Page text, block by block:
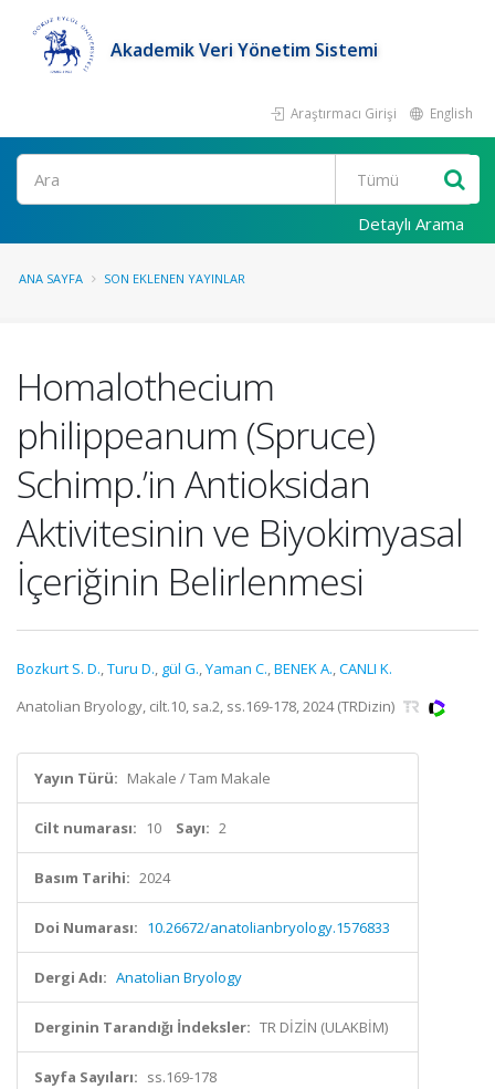
Akademik Veri Yönetim Sistemi
Araştırmacı Girişi English
Ara
Detaylı Arama
ANA SAYFA SON EKLENEN YAYINLAR
Homalothecium
philippeanum (Spruce)
Schimp.’in Antioksidan
Aktivitesinin ve Biyokimyasal
İçeriğinin Belirlenmesi
Bozkurt S. D.,Turu D., gül G.,Yaman C.,BENEK A.,CANLI K.
Anatolian Bryology, cilt.10, sa.2, ss.169-178, 2024 (TRDizin)
Yayın Türü: Makale / Tam Makale
Cilt numarası: 10 Sayı: 2
Basım Tarihi: 2024
Doi Numarası: 10.26672/anatolianbryology.1576833
Dergi Adı: Anatolian Bryology
Derginin Tarandığı İndeksler: TR DİZİN (ULAKBİM)
Sayfa Sayıları: ss.169-178